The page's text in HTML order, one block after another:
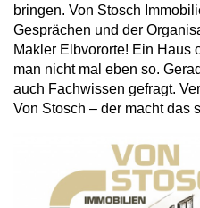
bringen. Von Stosch
Gesprächen und der
Makler Elbvororte! Ein Haus
man nicht mal eben so.
auch Fachwissen gefragt.
Von Stosch – der macht das